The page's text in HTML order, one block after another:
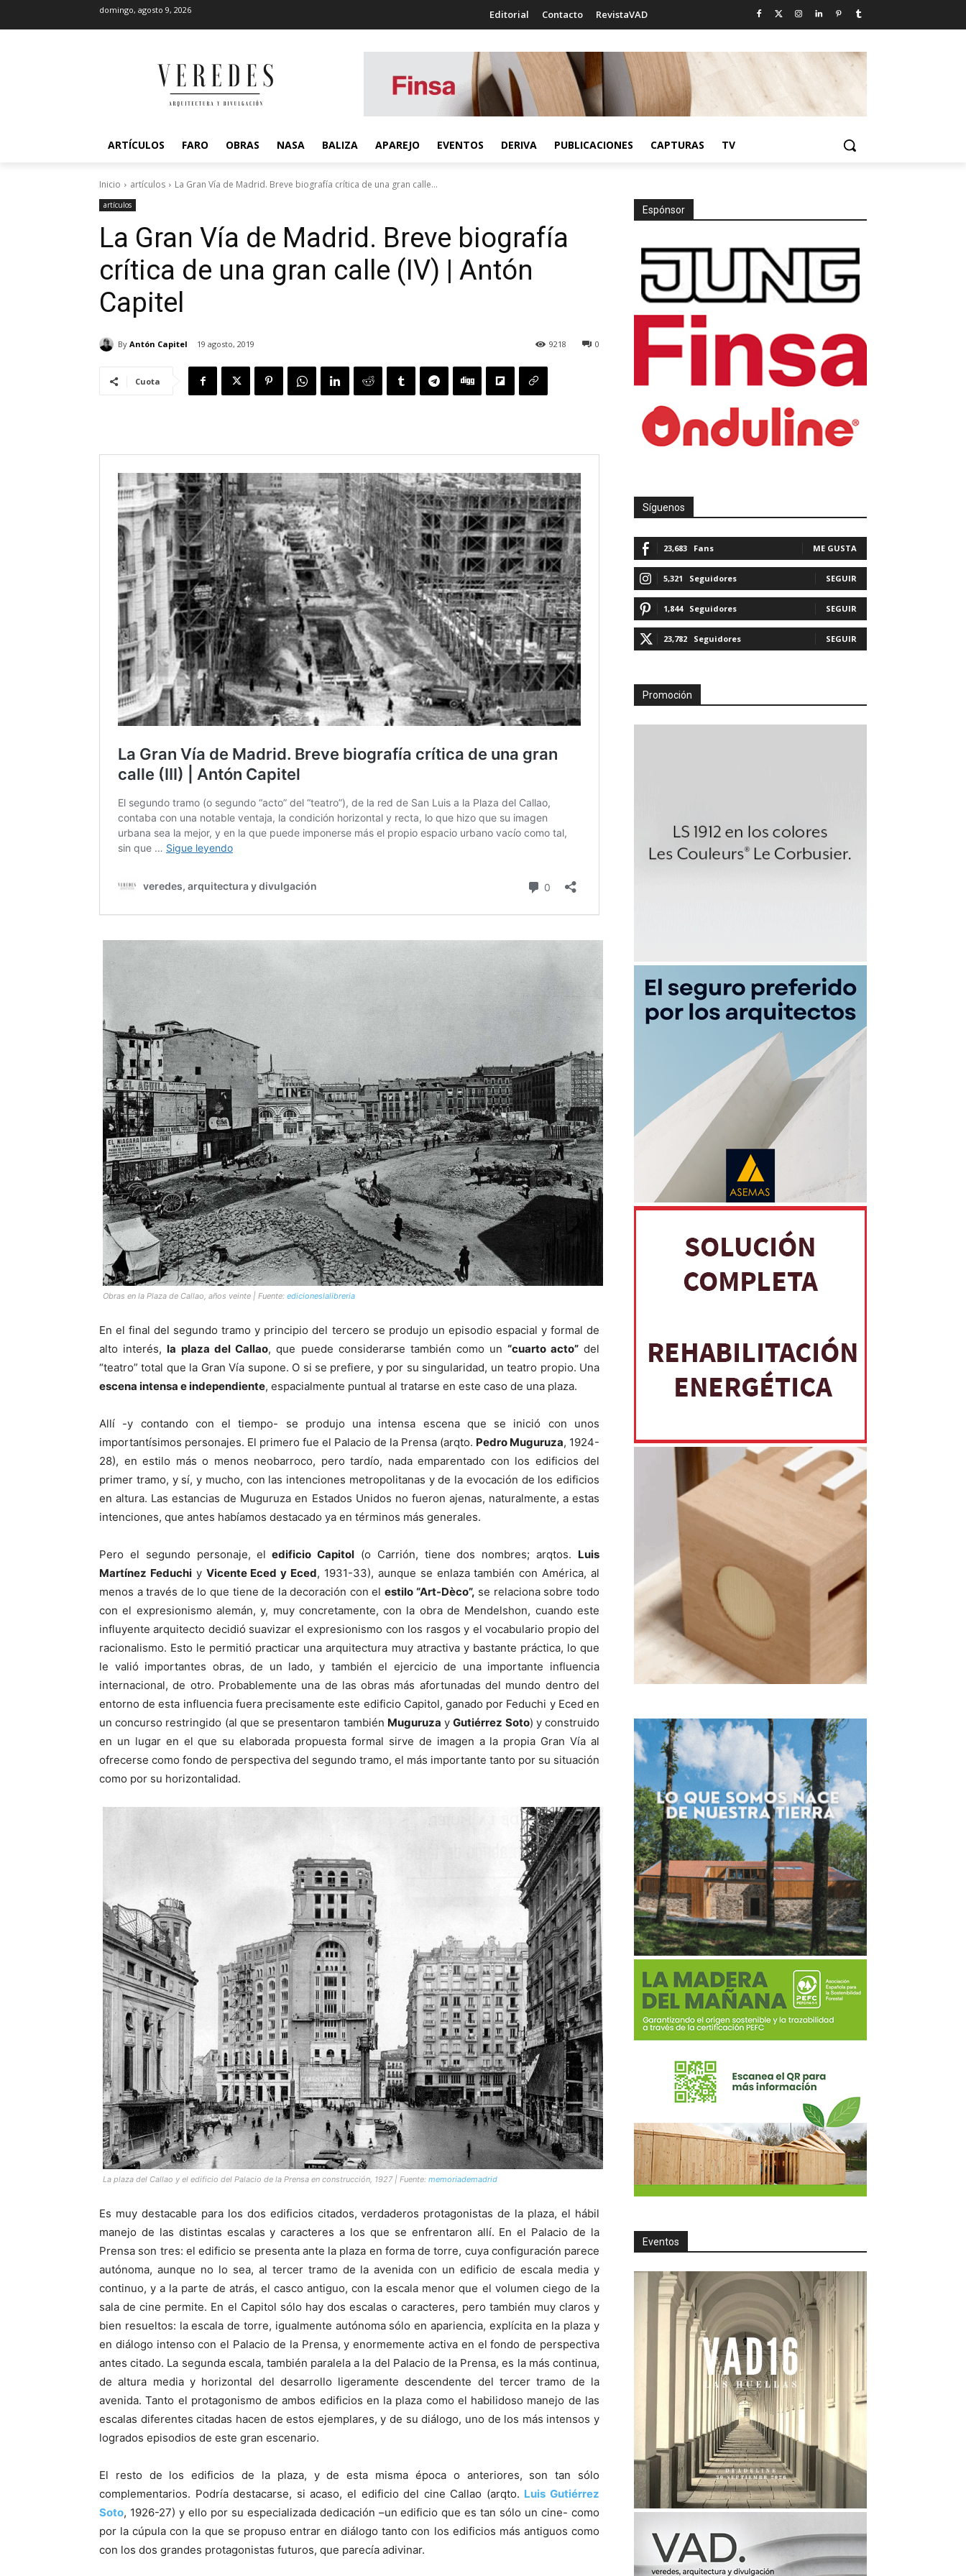
domingo, agosto 9, 2026 Editorial Contacto RevistaVAD
ARTÍCULOS FARO OBRAS NASA BALIZA APAREJO EVENTOS DERIVA PUBLICACIONES CAPTURAS TV
Inicio artículos La Gran Vía de Madrid. Breve biografía crítica de una gran calle...
artículos
La Gran Vía de Madrid. Breve biografía
crítica de una gran calle (IV) | Antón
Capitel
By Antón Capitel 19 agosto, 2019 0
9218
Cuota
Obras en la Plaza de Callao, años veinte | Fuente: edicioneslalibreria
En el final del segundo tramo y principio del tercero se produjo un episodio espacial y formal de
alto interés,la plaza del Callao, que puede considerarse también como un “cuarto acto”del
“teatro” total que la Gran Vía supone. O si se prefiere, y por su singularidad, un teatro propio. Una
escena intensa e independiente, espacialmente puntual al tratarse en este caso de una plaza.
Allí -y contando con el tiempo- se produjo una intensa escena que se inició con unos
importantísimos personajes. El primero fue el Palacio de la Prensa (arqto. Pedro Muguruza, 1924-
28), en estilo más o menos neobarroco, pero tardío, nada emparentado con los edificios del
primer tramo, y sí, y mucho, con las intenciones metropolitanas y de la evocación de los edificios
en altura. Las estancias de Muguruza en Estados Unidos no fueron ajenas, naturalmente, a estas
intenciones, que antes habíamos destacado ya en términos más generales.
Pero el segundo personaje, el edificio Capitol (o Carrión, tiene dos nombres; arqtos. Luis
Martínez Feduchiy Vicente Eced y Eced, 1931-33), aunque se enlaza también con América, al
menos a través de lo que tiene de la decoración con elestilo “Art-Dèco”, se relaciona sobre todo
con el expresionismo alemán, y, muy concretamente, con la obra de Mendelshon, cuando este
influyente arquitecto decidió suavizar el expresionismo con los rasgos y el vocabulario propio del
racionalismo. Esto le permitió practicar una arquitectura muy atractiva y bastante práctica, lo que
le valió importantes obras, de un lado, y también el ejercicio de una importante influencia
internacional, de otro. Probablemente una de las obras más afortunadas del mundo dentro del
entorno de esta influencia fuera precisamente este edificio Capitol, ganado por Feduchi y Eced en
un concurso restringido (al que se presentaron también Muguruza yGutiérrez Soto) y construido
en un lugar en el que su elaborada propuesta formal sirve de imagen a la propia Gran Vía al
ofrecerse como fondo de perspectiva del segundo tramo, el más importante tanto por su situación
como por su horizontalidad.
La plaza del Callao y el edificio del Palacio de la Prensa en construcción, 1927 | Fuente: memoriademadrid
Es muy destacable para los dos edificios citados, verdaderos protagonistas de la plaza, el hábil
manejo de las distintas escalas y caracteres a los que se enfrentaron allí. En el Palacio de la
Prensa son tres: el edificio se presenta ante la plaza en forma de torre, cuya configuración parece
autónoma, aunque no lo sea, al tercer tramo de la avenida con un edificio de escala media y
continuo, y a la parte de atrás, el casco antiguo, con la escala menor que el volumen ciego de la
sala de cine permite. En el Capitol sólo hay dos escalas o caracteres, pero también muy claros y
bien resueltos: la escala de torre, igualmente autónoma sólo en apariencia, explícita en la plaza y
en diálogo intenso con el Palacio de la Prensa, y enormemente activa en el fondo de perspectiva
antes citado. La segunda escala, también paralela a la del Palacio de la Prensa, es la más continua,
de altura media y horizontal del desarrollo ligeramente descendente del tercer tramo de la
avenida. Tanto el protagonismo de ambos edificios en la plaza como el habilidoso manejo de las
escalas diferentes citadas hacen de estos ejemplares, y de su diálogo, uno de los más intensos y
logrados episodios de este gran escenario.
El resto de los edificios de la plaza, y de esta misma época o anteriores, son tan sólo
complementarios. Podría destacarse, si acaso, el edificio del cine Callao (arqto. Luis Gutiérrez
Soto, 1926-27) y ello por su especializada dedicación –un edificio que es tan sólo un cine- como
por la cúpula con la que se propuso entrar en diálogo tanto con los edificios más antiguos como
con los dos grandes protagonistas futuros, que parecía adivinar.
Espónsor
Síguenos
23,683 Fans ME GUSTA
5,321 Seguidores SEGUIR
1,844 Seguidores SEGUIR
23,782 Seguidores SEGUIR
Promoción
Eventos